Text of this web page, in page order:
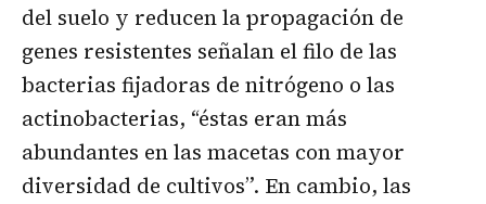
del suelo y reducen la propagación de
genes resistentes señalan el filo de las
bacterias fijadoras de nitrógeno o las
actinobacterias, “éstas eran más
abundantes en las macetas con mayor
diversidad de cultivos”. En cambio, las